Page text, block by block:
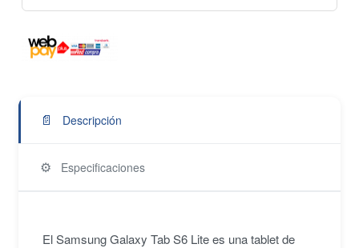
📄 Descripción
⚙️ Especificaciones
El Samsung Galaxy Tab S6 Lite es una tablet de